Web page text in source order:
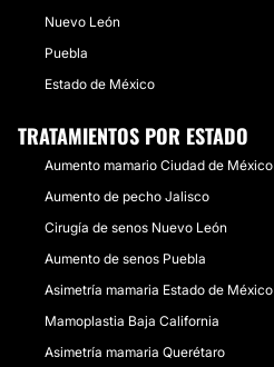
Nuevo León
Puebla
Estado de México
TRATAMIENTOS POR ESTADO
Aumento mamario Ciudad de México
Aumento de pecho Jalisco
Cirugía de senos Nuevo León
Aumento de senos Puebla
Asimetría mamaria Estado de México
Mamoplastia Baja California
Asimetría mamaria Querétaro